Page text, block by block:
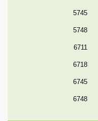
5745
5748
6711
6718
6745
6748